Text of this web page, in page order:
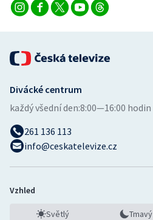
Ostatní
Divácké centrum
každý všední den:8:00—16:00 hodin
261 136 113
info@ceskatelevize.cz
Vzhled
Světlý Tmavý